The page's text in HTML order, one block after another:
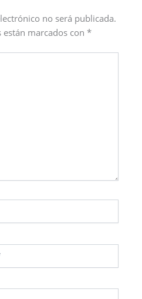
no será publicada.
marcados con *